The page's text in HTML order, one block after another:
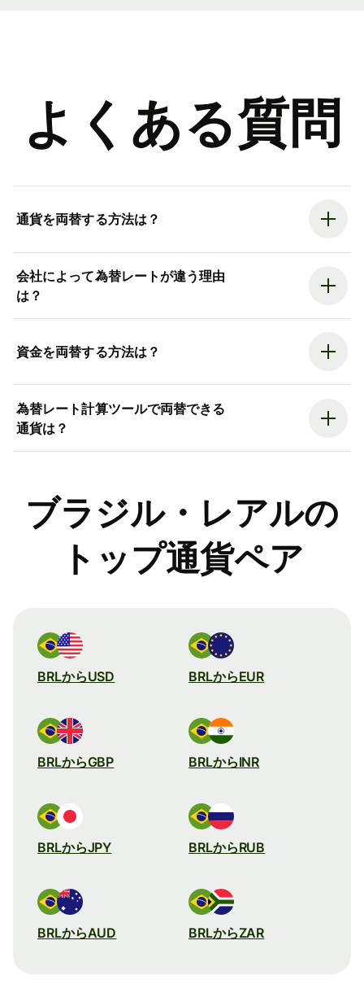
よくある質問
通貨を両替する方法は？
会社によって為替レートが違う理由
は？
資金を両替する方法は？
為替レート計算ツールで両替できる
通貨は？
ブラジル・レアルの
トップ通貨ペア
BRLからUSD BRLからEUR
BRLからGBP BRLからINR
BRLからJPY BRLからRUB
BRLからAUD BRLからZAR